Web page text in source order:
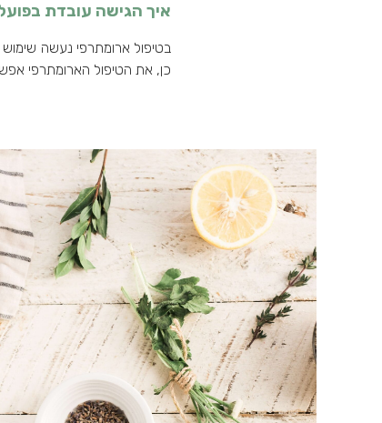
איך הגישה עובדת
בטיפול ארומתרפי נעשה
כן, את הטיפול הארומתרפי